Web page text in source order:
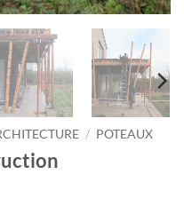
/ POTEAUX